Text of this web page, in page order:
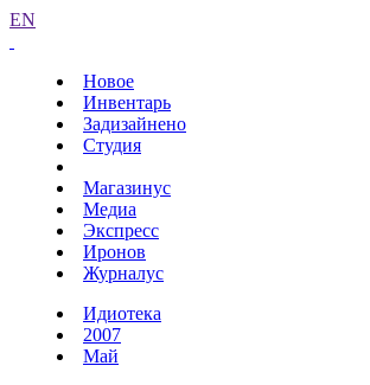
EN
Новое
Инвентарь
Задизайнено
Студия
Магазинус
Медиа
Экспресс
Иронов
Журналус
Идиотека
2007
Май